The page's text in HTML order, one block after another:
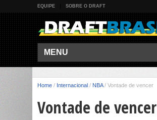
EQUIPE SOBRE O DRAFT
MENU
Home / Internacional / NBA / Vontade de vencer
Vontade de vencer